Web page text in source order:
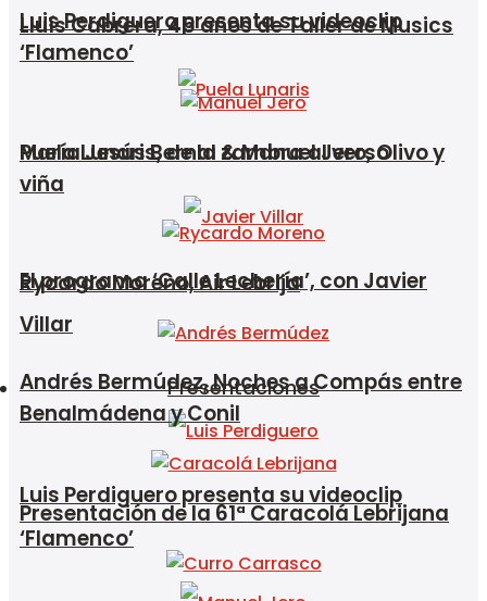
Lluís Cabrera, 45 años de Taller de Musics
Puela Lunaris, de la zambra al verso
El programa ‘Calle Lechería’, con Javier
Villar
Presentaciones
Luis Perdiguero presenta su videoclip
‘Flamenco’
Luis Perdiguero presenta su videoclip
‘Flamenco’
María Jesús Bernal & Manuel Jero, Olivo y
viña
Rycardo Moreno, Air Lebrija
Andrés Bermúdez, Noches a Compás entre
Benalmádena y Conil
Presentación de la 61ª Caracolá Lebrijana